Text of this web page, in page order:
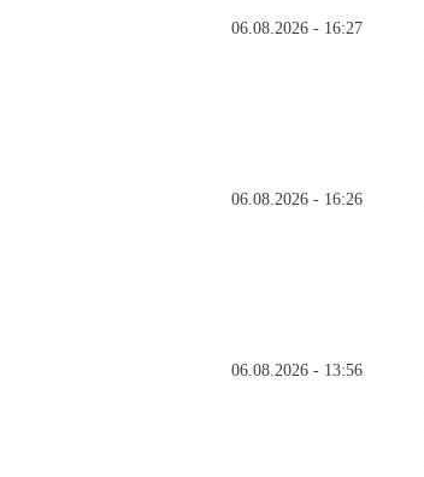
06.08.2026 - 16:27
06.08.2026 - 16:26
06.08.2026 - 13:56